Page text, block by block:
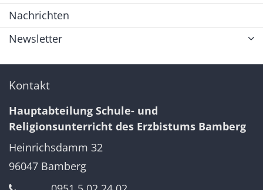
Nachrichten
Newsletter
Kontakt
Hauptabteilung Schule- und
Religionsunterricht des Erzbistums Bamberg
Heinrichsdamm 32
96047 Bamberg